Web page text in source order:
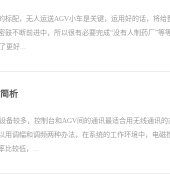
标配，无人运送AGV小车是关键，运用好的话，将
鼓不断前进中，所以很有必要完成“没有人制药厂”
更好...
析
备较多，控制台和AGV间的通讯最适合用无线通讯
用调幅和调频两种办法，在系统的工作环境中，电
比较低，...